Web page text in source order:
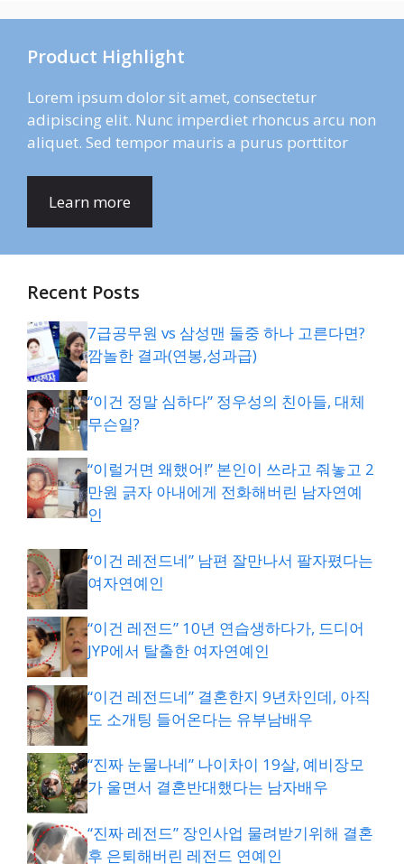
Product Highlight
Lorem ipsum dolor sit amet, consectetur
adipiscing elit. Nunc imperdiet rhoncus arcu non
aliquet. Sed tempor mauris a purus porttitor
Learn more
Recent Posts
7급공무원 vs 삼성맨 둘중 하나 고른다면?
깜놀한 결과(연봉,성과급)
“이건 정말 심하다” 정우성의 친아들, 대체
무슨일?
“이럴거면 왜했어!” 본인이 쓰라고 줘놓고 2
만원 긁자 아내에게 전화해버린 남자연예
인
“이건 레전드네” 남편 잘만나서 팔자폈다는
여자연예인
“이건 레전드” 10년 연습생하다가, 드디어
JYP에서 탈출한 여자연예인
“이건 레전드네” 결혼한지 9년차인데, 아직
도 소개팅 들어온다는 유부남배우
“진짜 눈물나네” 나이차이 19살, 예비장모
가 울면서 결혼반대했다는 남자배우
“진짜 레전드” 장인사업 물려받기위해 결혼
후 은퇴해버린 레전드 연예인